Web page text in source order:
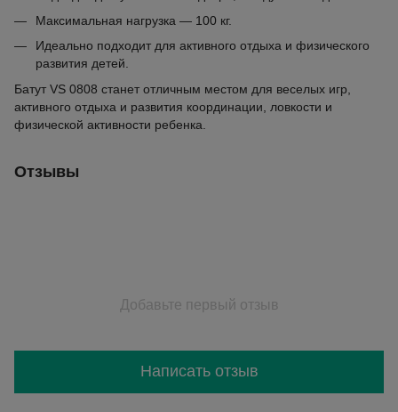
Максимальная нагрузка — 100 кг.
Идеально подходит для активного отдыха и физического
развития детей.
Батут VS 0808 станет отличным местом для веселых игр,
активного отдыха и развития координации, ловкости и
физической активности ребенка.
Отзывы
Добавьте первый отзыв
Написать отзыв